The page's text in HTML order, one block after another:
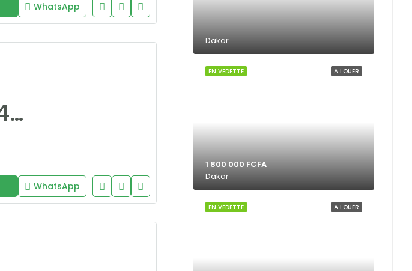
WhatsApp
Appartements F4 de 180 m2 avec vue/mer à louer sur la corniche
WhatsApp
Dakar
A LOUER
EN VEDETTE
1 800 000 FCFA
Dakar
A LOUER
EN VEDETTE